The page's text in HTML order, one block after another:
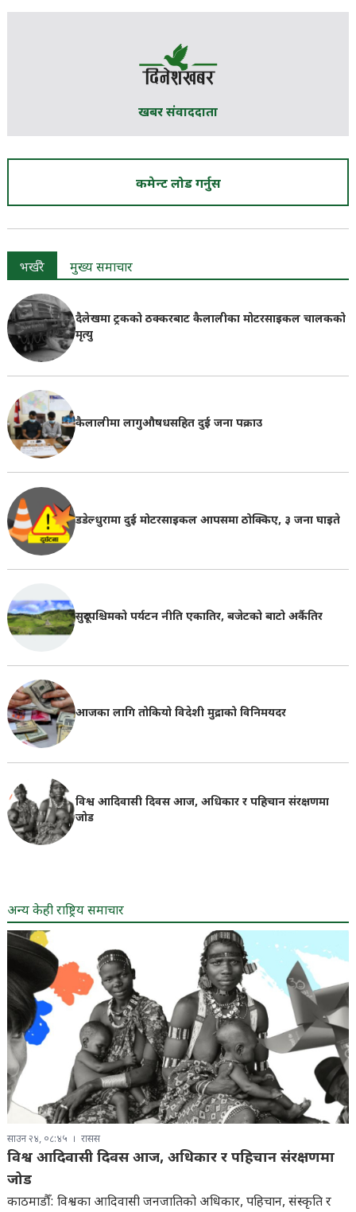
खबर संवाददाता
कमेन्ट लोड गर्नुस
भर्खरै मुख्य समाचार
दैलेखमा ट्रकको ठक्करबाट कैलालीका मोटरसाइकल चालकको
मृत्यु
कैलालीमा लागुऔषधसहित दुई जना पक्राउ
डडेल्धुरामा दुई मोटरसाइकल आपसमा ठोक्किए, ३ जना घाइते
सुदूरपश्चिमको पर्यटन नीति एकातिर, बजेटको बाटो अर्कैतिर
आजका लागि तोकियो विदेशी मुद्राको विनिमयदर
विश्व आदिवासी दिवस आज, अधिकार र पहिचान संरक्षणमा
जोड
अन्य केही राष्ट्रिय समाचार
साउन २४, ०८:४५ रासस
विश्व आदिवासी दिवस आज, अधिकार र पहिचान संरक्षणमा
जोड
काठमाडौँ: विश्वका आदिवासी जनजातिको अधिकार, पहिचान, संस्कृति र